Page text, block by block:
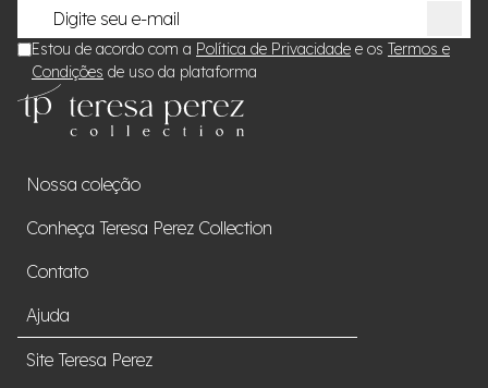
Nossa coleção
Conheça Teresa Perez Collection
Contato
Ajuda
Site Teresa Perez
Estou de acordo com a Política de Privacidade e os Termos e
Condições de uso da plataforma